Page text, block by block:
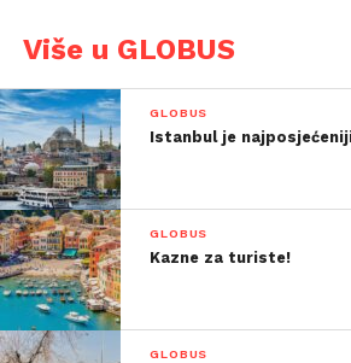
Više u GLOBUS
GLOBUS
Istanbul je
GLOBUS
Kazne za turiste!
GLOBUS